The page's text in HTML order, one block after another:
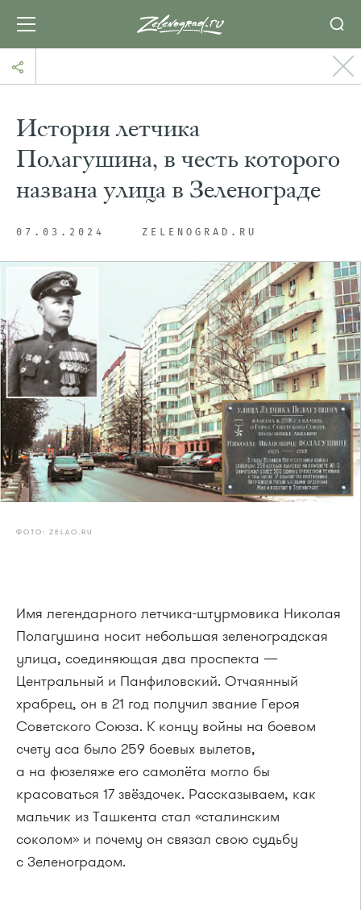
История летчика
Полагушина, в честь которого
названа улица в Зеленограде
07.03.2024 ZELENOGRAD.RU
ФОТО: ZELAO.RU
Имя легендарного летчика-штурмовика Николая
Полагушина носит небольшая зеленоградская
улица, соединяющая два проспекта —
Центральный и Панфиловский. Отчаянный
храбрец, он в 21 год получил звание Героя
Советского Союза. К концу войны на боевом
счету аса было 259 боевых вылетов,
а на фюзеляже его самолёта могло бы
красоваться 17 звёздочек. Рассказываем, как
мальчик из Ташкента стал «сталинским
соколом» и почему он связал свою судьбу
с Зеленоградом.